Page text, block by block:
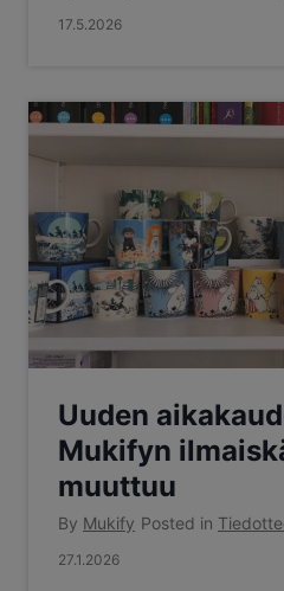
17.5.2026
Uuden
Mukifyn
muuttuu
By Mukify Posted in
27.1.2026